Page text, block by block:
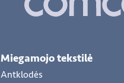
Miegamojo tekstilė
Antklodės